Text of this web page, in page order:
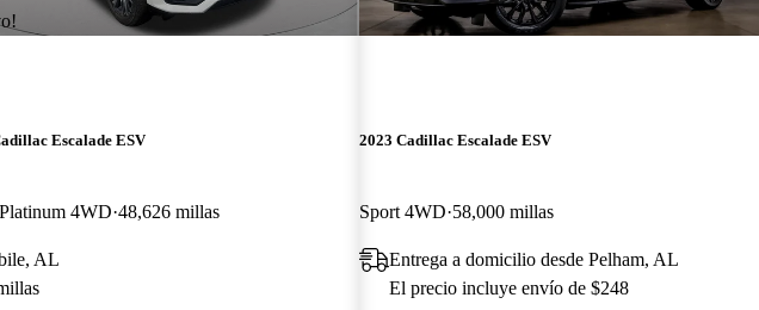
Escalade ESV
4WD 48,626 millas
AL
2023 Cadillac Escalade ESV
Sport 4WD 58,000 millas
Entrega a domicilio desde Pelham, AL
El precio incluye envío de $248